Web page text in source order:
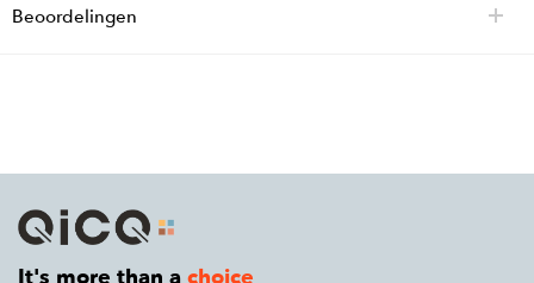
Beoordelingen
It's more than a choice